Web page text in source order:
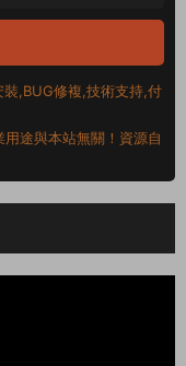
,BUG修複,技術支持,付
途與本站無關！資源自